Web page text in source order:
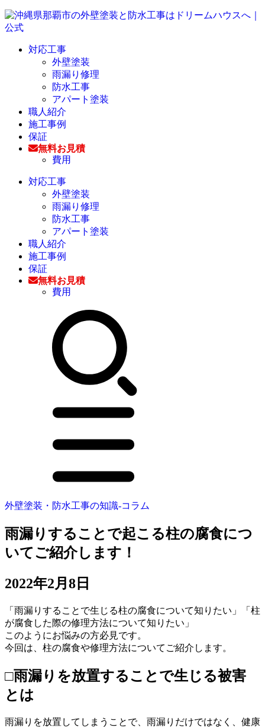
対応工事
外壁塗装
雨漏り修理
防水工事
アパート塗装
職人紹介
施工事例
保証
無料お見積
費用
対応工事
外壁塗装
雨漏り修理
防水工事
アパート塗装
職人紹介
施工事例
保証
無料お見積
費用
外壁塗装・防水工事の知識‐コラム
雨漏りすることで起こる柱の腐食につ
いてご紹介します！
2022年2月8日
「雨漏りすることで生じる柱の腐食について知りたい」「柱
が腐食した際の修理方法について知りたい」
このようにお悩みの方必見です。
今回は、柱の腐食や修理方法についてご紹介します。
□雨漏りを放置することで生じる被害
とは
雨漏りを放置してしまうことで、雨漏りだけではなく、健康